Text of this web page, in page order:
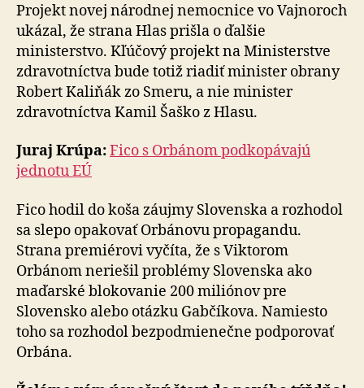
Projekt novej národnej nemocnice vo Vajnoroch
ukázal, že strana Hlas prišla o ďalšie
ministerstvo. Kľúčový projekt na Ministerstve
zdravotníctva bude totiž riadiť minister obrany
Robert Kaliňák zo Smeru, a nie minister
zdravotníctva Kamil Šaško z Hlasu.
Juraj Krúpa:Fico s Orbánom podkopávajú
jednotu EÚ
Fico hodil do koša záujmy Slovenska a rozhodol
sa slepo opakovať Orbánovu propagandu.
Strana premiérovi vyčíta, že s Viktorom
Orbánom neriešil problémy Slovenska ako
maďarské blokovanie 200 miliónov pre
Slovensko alebo otázku Gabčíkova. Namiesto
toho sa rozhodol bezpodmienečne podporovať
Orbána.